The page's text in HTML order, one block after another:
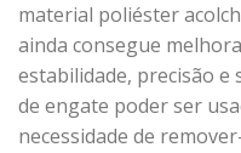
material poliéster
ainda consegue
estabilidade, precisão e
de engate poder ser
necessidade de